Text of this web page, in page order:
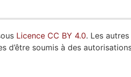
Licence CC BY 4.0. Les
soumis à des